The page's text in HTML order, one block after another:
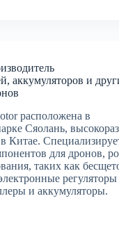
аккумуляторов и
расположена в
Сяолань,
Китае.
для дронов,
таких как
регуляторы
и аккумуляторы.